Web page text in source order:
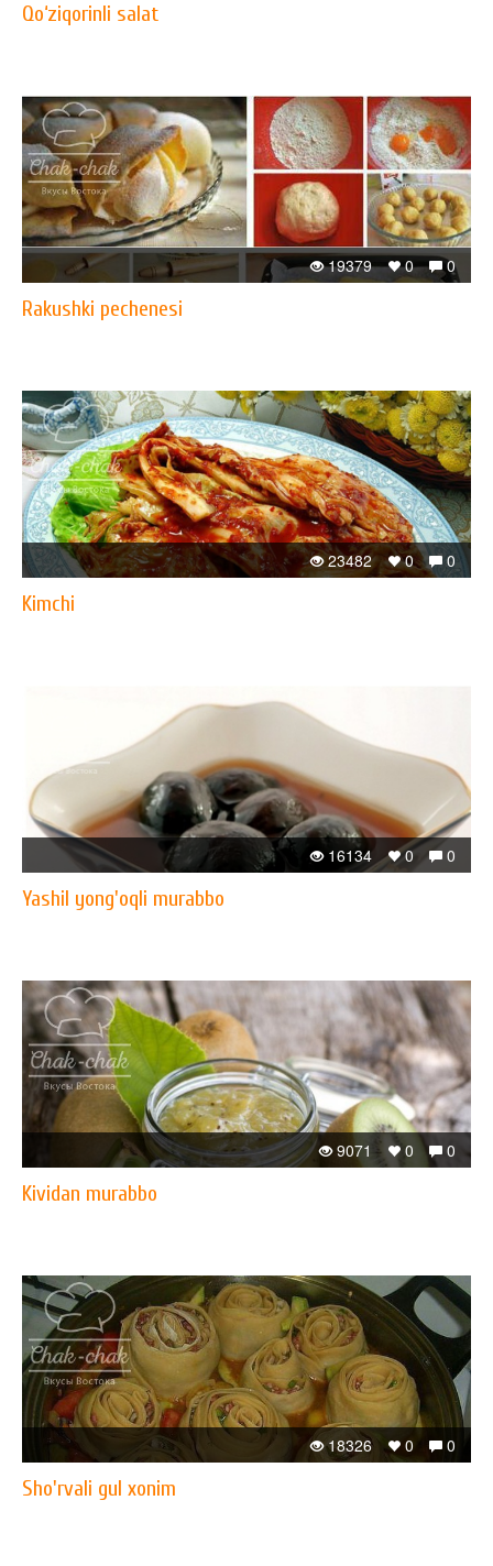
Qo‘ziqorinli salat
0
0
19379
Rakushki pechenesi
0
0
23482
Kimchi
0
0
16134
Yashil yong'oqli murabbo
0
0
9071
Kividan murabbo
0
0
18326
Sho'rvali gul xonim